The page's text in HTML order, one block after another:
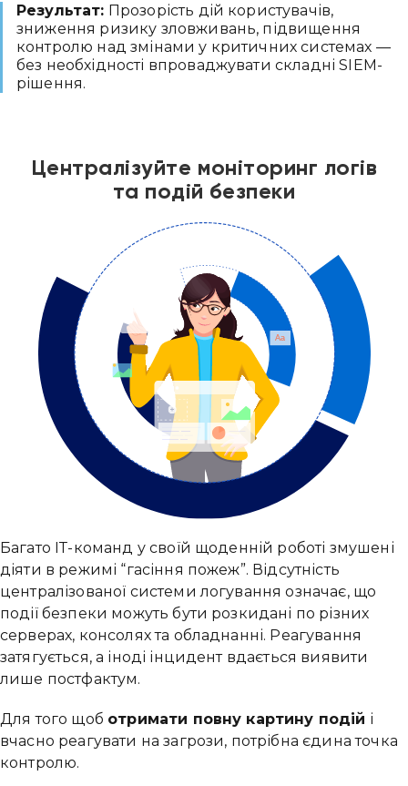
Результат: Прозорість дій користувачів,
зниження ризику зловживань, підвищення
контролю над змінами у критичних системах —
без необхідності впроваджувати складні SIEM-
рішення.
Централізуйте моніторинг логів
та подій безпеки
Багато ІТ-команд у своїй щоденній роботі змушені
діяти в режимі “гасіння пожеж”. Відсутність
централізованої системи логування означає, що
події безпеки можуть бути розкидані по різних
серверах, консолях та обладнанні. Реагування
затягується, а іноді інцидент вдається виявити
лише постфактум.
Для того щоб отримати повну картину подій і
вчасно реагувати на загрози, потрібна єдина точка
контролю.